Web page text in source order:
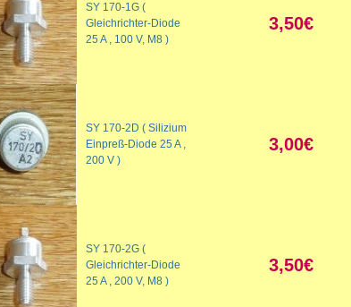
SY 170-1G (
Gleichrichter-Diode
25 A , 100 V, M8 )
3,50€
SY 170-2D ( Silizium
Einpreß-Diode 25 A ,
200 V )
3,00€
SY 170-2G (
Gleichrichter-Diode
25 A , 200 V, M8 )
3,50€